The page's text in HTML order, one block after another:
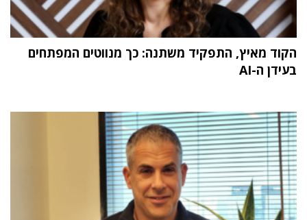
הקוד מאיץ, התפקיד משתנה: כך מנווטים המפתחים
בעידן ה-AI